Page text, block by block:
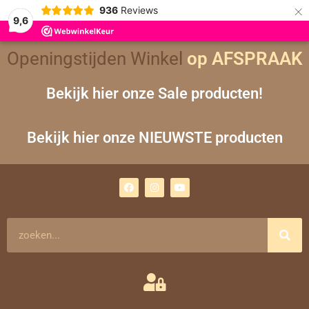
9,6
936 Reviews ×
Openingstijden Winkel op AFSPRAAK
Bekijk hier onze Sale producten!
Bekijk hier onze NIEUWSTE producten
a
c
n
s
m
o
u